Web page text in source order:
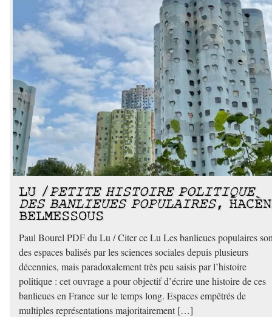
LU /PETITE HISTOIRE POLITIQUE
DES BANLIEUES POPULAIRES,
BELMESSOUS
Paul Bourel PDF du Lu / Citer ce Lu Les banlieues populaires
des espaces balisés par les sciences sociales depuis plusieurs
décennies, mais paradoxalement très peu saisis par l’histoire
politique : cet ouvrage a pour objectif d’écrire une histoire de ces
banlieues en France sur le temps long. Espaces empêtrés de
multiples représentations majoritairement […]